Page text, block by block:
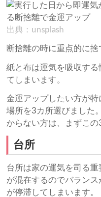
出典：unsplash
断捨離の時に重点的に捨
紙と布は運気を吸収す
てしまいます。
金運アップしたい方が
場所を3カ所選びました
からない方は、まずこの
台所
台所は家の運気を司る
が混在するのでバラン
が停滞してしまいます。